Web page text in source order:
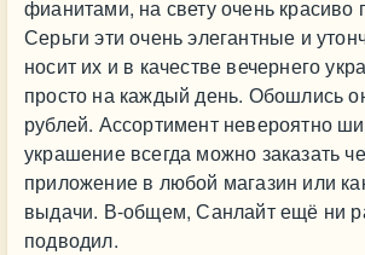
фианитами, на свету очень красиво
Серьги эти очень элегантные и
носит их и в качестве вечернего
просто на каждый день. Обошлись
рублей. Ассортимент невероятно
украшение всегда можно заказать
приложение в любой магазин или
выдачи. В-общем, Санлайт ещё ни
подводил.